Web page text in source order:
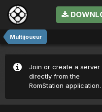
Multijoueur
Join or create a server
directly from the
RomStation application.